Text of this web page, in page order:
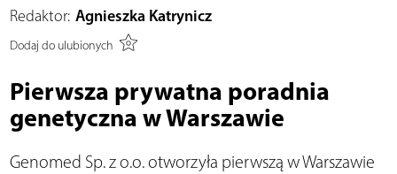
Redaktor: Agnieszka Katrynicz
Dodaj do ulubionych
Pierwsza prywatna poradnia
genetyczna w Warszawie
Genomed Sp. z o.o. otworzyła pierwszą w Warszawie